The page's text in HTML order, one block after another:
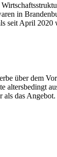
in
seit April 2020
über dem
altersbedingt
das